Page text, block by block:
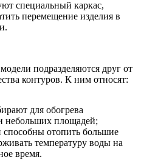
специальный каркас,
перемещение изделия в
подразделяются друг от
контуров. К ним относят:
для обогрева
небольших площадей;
отопить большие
температуру воды на
время.